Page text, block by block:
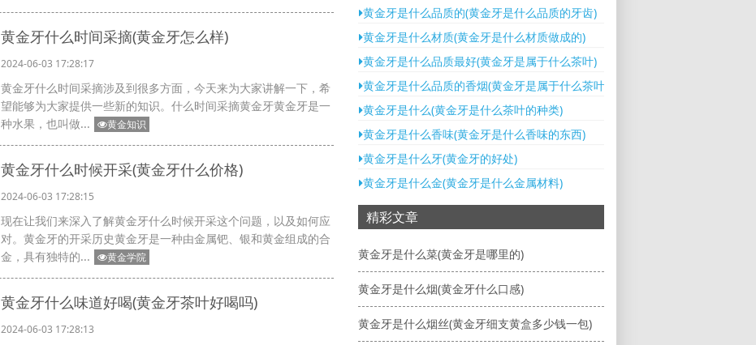
黄金牙什么时间采摘(黄金牙怎么样)
2024-06-03 17:28:17
黄金牙什么时间采摘涉及到很多方面，今天来为大家讲解一下，希
望能够为大家提供一些新的知识。什么时间采摘黄金牙黄金牙是一
种水果，也叫做...
黄金知识
黄金牙什么时候开采(黄金牙什么价格)
2024-06-03 17:28:15
现在让我们来深入了解黄金牙什么时候开采这个问题，以及如何应
对。黄金牙的开采历史黄金牙是一种由金属钯、银和黄金组成的合
金，具有独特的...
黄金学院
黄金牙什么味道好喝(黄金牙茶叶好喝吗)
2024-06-03 17:28:13
黄金牙是什么品质的(黄金牙是什么品质的牙齿)
黄金牙是什么材质(黄金牙是什么材质做成的)
黄金牙是什么品质最好(黄金牙是属于什么茶叶)
黄金牙是什么品质的香烟(黄金牙是属于什么茶叶)
黄金牙是什么(黄金牙是什么茶叶的种类)
黄金牙是什么香味(黄金牙是什么香味的东西)
黄金牙是什么牙(黄金牙的好处)
黄金牙是什么金(黄金牙是什么金属材料)
精彩文章
黄金牙是什么菜(黄金牙是哪里的)
黄金牙是什么烟(黄金牙什么口感)
黄金牙是什么烟丝(黄金牙细支黄盒多少钱一包)